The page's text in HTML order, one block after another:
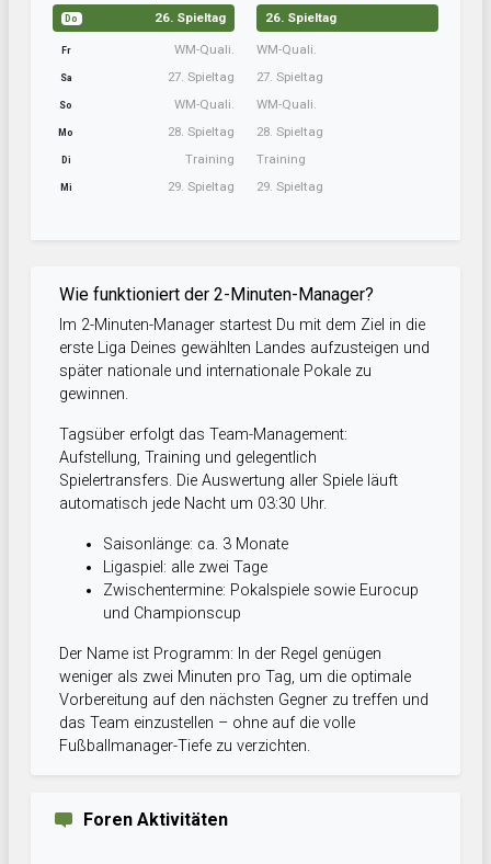
Do 26. Spieltag
Fr WM-Quali.
Sa 27. Spieltag
So WM-Quali.
Mo 28. Spieltag
Di Training
Mi 29. Spieltag
26. Spieltag
WM-Quali.
27. Spieltag
WM-Quali.
28. Spieltag
Training
29. Spieltag
Wie funktioniert der 2-Minuten-Manager?
Im 2-Minuten-Manager startest Du mit dem Ziel in die
erste Liga Deines gewählten Landes aufzusteigen und
später nationale und internationale Pokale zu
gewinnen.
Tagsüber erfolgt das Team-Management:
Aufstellung, Training und gelegentlich
Spielertransfers. Die Auswertung aller Spiele läuft
automatisch jede Nacht um 03:30 Uhr.
Saisonlänge: ca. 3 Monate
Ligaspiel: alle zwei Tage
Zwischentermine: Pokalspiele sowie Eurocup
und Championscup
Der Name ist Programm: In der Regel genügen
weniger als zwei Minuten pro Tag, um die optimale
Vorbereitung auf den nächsten Gegner zu treffen und
das Team einzustellen – ohne auf die volle
Fußballmanager-Tiefe zu verzichten.
Foren Aktivitäten